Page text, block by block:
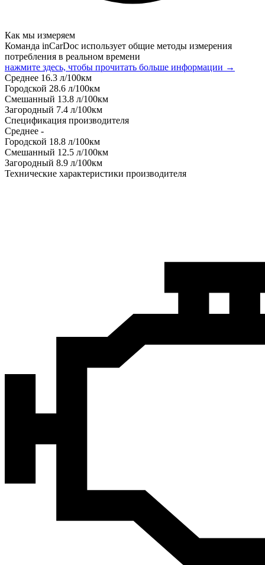
Как мы измеряем
Команда inCarDoc использует общие методы измерения
потребления в реальном времени
нажмите здесь, чтобы прочитать больше информации →
Среднее 16.3 л/100км
Городской 28.6 л/100км
Смешанный 13.8 л/100км
Загородный 7.4 л/100км
Спецификация производителя
Среднее -
Городской 18.8 л/100км
Смешанный 12.5 л/100км
Загородный 8.9 л/100км
Технические характеристики производителя